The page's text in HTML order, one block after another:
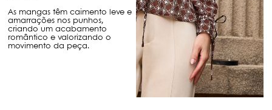
As mangas têm caimento leve e
amarrações nos punhos,
criando um acabamento
romântico e valorizando o
movimento da peça.